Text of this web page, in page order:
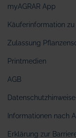
myAGRAR App
Käuferinformation
Zulassung
Printmedien
AGB
Datenschutzhinweise
Informationen nach
Erklärung zur